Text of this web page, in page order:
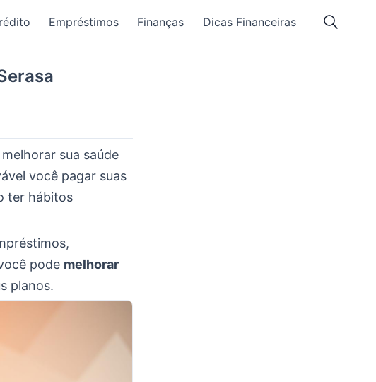
Empréstimos Finanças Dicas Financeiras
sua saúde
você pagar suas
ter hábitos
pode melhorar
planos.